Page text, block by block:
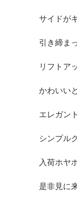
サイドが
引き締ま
リフトア
かわいい
エレガン
シンプル
入荷ホヤ
是非見に